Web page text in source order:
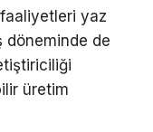
faaliyetleri yaz
döneminde de
üretim